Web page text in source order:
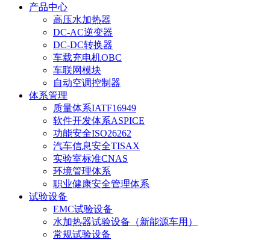
产品中心
高压水加热器
DC-AC逆变器
DC-DC转换器
车载充电机OBC
车联网模块
自动空调控制器
体系管理
质量体系IATF16949
软件开发体系ASPICE
功能安全ISO26262
汽车信息安全TISAX
实验室标准CNAS
环境管理体系
职业健康安全管理体系
试验设备
EMC试验设备
水加热器试验设备（新能源车用）
常规试验设备